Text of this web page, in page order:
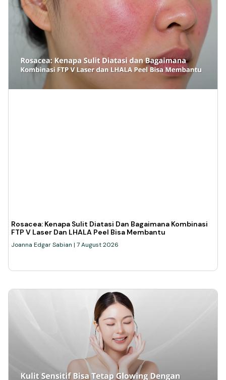
Rosacea: Kenapa Sulit Diatasi Dan Bagaimana Kombinasi
FTP V Laser Dan LHALA Peel Bisa Membantu
Joanna Edgar Sabian 7 August 2026